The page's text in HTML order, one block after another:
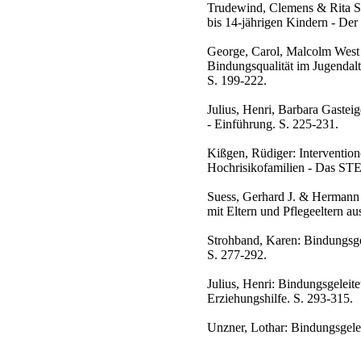
Trudewind, Clemens & Rita
bis 14-jährigen Kindern -
George, Carol, Malcolm
Bindungsqualität im
S. 199-222.
Julius, Henri, Barbara
- Einführung. S. 225-231.
Kißgen, Rüdiger:
Hochrisikofamilien - Das
Suess, Gerhard J. &
mit Eltern und Pflegeeltern
Strohband, Karen:
S. 277-292.
Julius, Henri:
Erziehungshilfe. S. 293-315.
Unzner, Lothar: